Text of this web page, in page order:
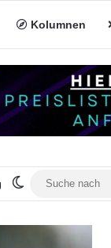
Kolumnen
AT
Inhaltsverzeichnis
Skin umschalten